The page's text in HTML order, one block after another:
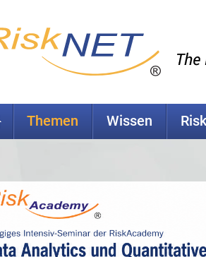
Themen Wissen